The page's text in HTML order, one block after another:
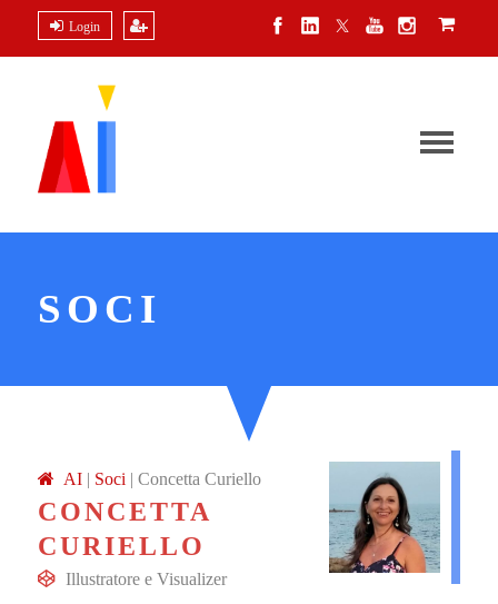
Login
SOCI
AI | Soci | Concetta Curiello
CONCETTA
CURIELLO
Illustratore e Visualizer